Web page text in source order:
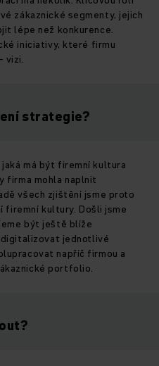
zákaznické segmenty, jejich
lépe než konkurence.
iniciativy, které firmu
vizi.
strategie?
má být firemní kultura
firma mohla naplnit
všech zjištění jsme proto
firemní kultury. Došli jsme
být ještě blíže
jednotlivé
napříč firmou a
portfolio.